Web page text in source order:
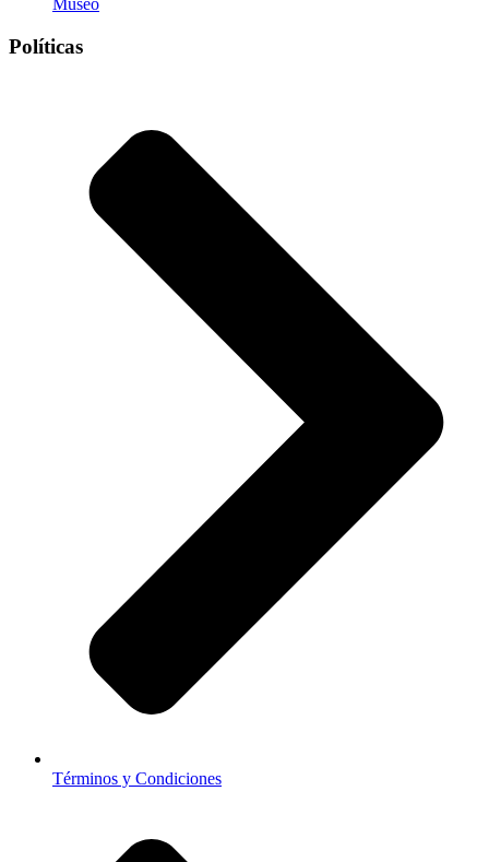
Museo
Políticas
Términos y Condiciones